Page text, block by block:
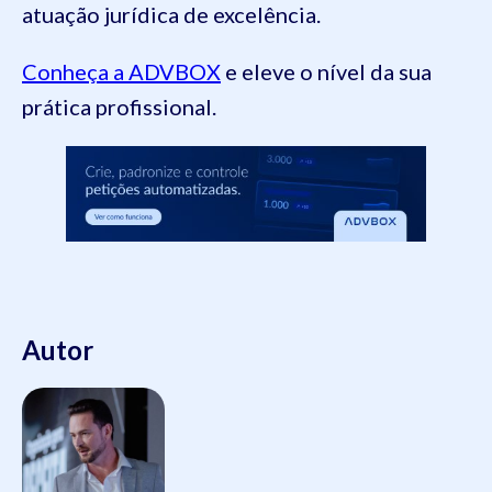
atuação jurídica de excelência.
Conheça a ADVBOX e eleve o nível da sua
prática profissional.
Autor